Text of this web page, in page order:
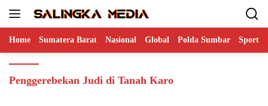
Home Sumatera Barat Nasional Global Polda Sumbar Sports
Penggerebekan Judi di Tanah Karo